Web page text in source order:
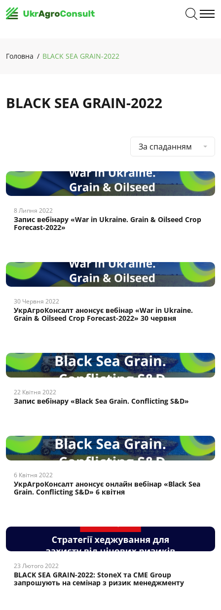
Головна BLACK SEA GRAIN-2022
BLACK SEA GRAIN-2022
За спаданням
8 Липня 2022
Запис вебінару «War in Ukraine. Grain & Oilseed Crop
Forecast-2022»
30 Червня 2022
УкрАгроКонсалт анонсує вебінар «War in Ukraine.
Grain & Oilseed Crop Forecast-2022» 30 червня
22 Квітня 2022
Запис вебінару «Black Sea Grain. Conflicting S&D»
6 Квітня 2022
УкрАгроКонсалт анонсує онлайн вебінар «Black Sea
Grain. Conflicting S&D» 6 квітня
23 Лютого 2022
BLACK SEA GRAIN-2022: StoneX та CME Group
запрошують на семінар з ризик менеджменту